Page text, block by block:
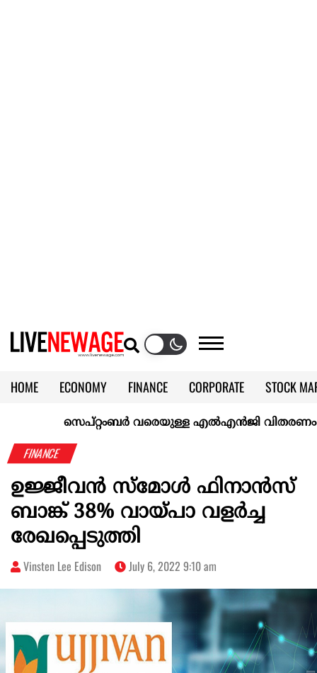
HOME ECONOMY FINANCE CORPORATE
STOCK
KERALA @70
സെപ്റ്റംബർ വരെയുള്ള എൽഎൻജി വിതരണം
FINANCE
ഉജ്ജീവൻ സ്മോൾ ഫിനാൻസ്
ബാങ്ക് 38% വായ്പാ വളർച്ച
രേഖപ്പെടുത്തി
Vinsten Lee Edison July 6, 2022 9:10 am